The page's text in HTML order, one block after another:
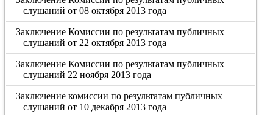
слушаний от 08 октября 2013 года
Заключение Комиссии по результатам публичных
слушаний от 22 октября 2013 года
Заключение Комиссии по результатам публичных
слушаний 22 ноября 2013 года
Заключение комиссии по результатам публичных
слушаний от 10 декабря 2013 года